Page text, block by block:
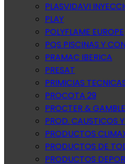
PLASVIDAVI
PLAY
POLYFLAME EUROPE
PQS PISCINAS Y
PRAMAC IBERICA
PRESAT
PRIMICIAS
PROCOTA 29
PROCTER & GAMBLE
PROD. CAUSTICOS
PRODUCTOS
PRODUCTOS DE
PRODUCTOS